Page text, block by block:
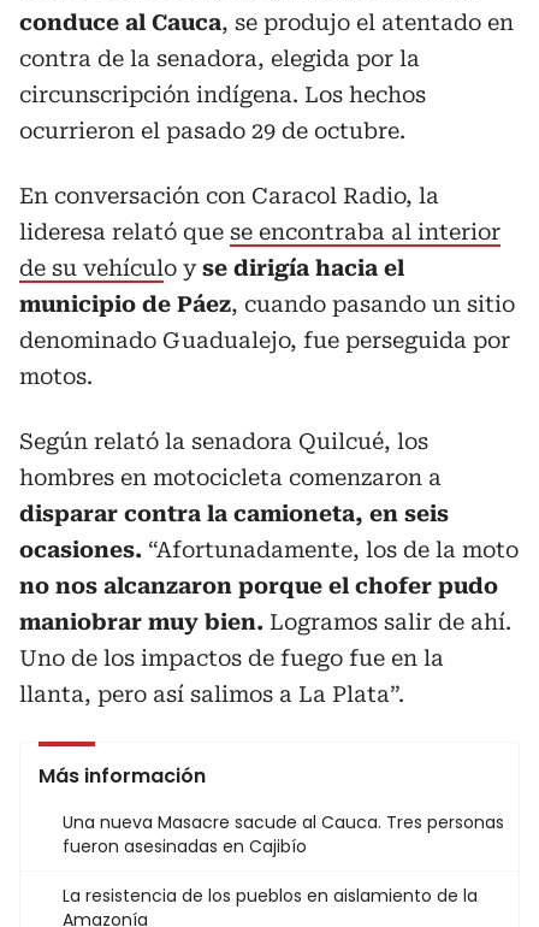
conduce al Cauca, se produjo el atentado en
contra de la senadora, elegida por la
circunscripción indígena. Los hechos
ocurrieron el pasado 29 de octubre.
En conversación con Caracol Radio, la
lideresa relató que se encontraba al interior
de su vehículo yse dirigía hacia el
municipio de Páez, cuando pasando un sitio
denominado Guadualejo, fue perseguida por
motos.
Según relató la senadora Quilcué, los
hombres en motocicleta comenzaron a
disparar contra la camioneta, en seis
ocasiones. “Afortunadamente, los de la moto
no nos alcanzaron porque el chofer pudo
maniobrar muy bien. Logramos salir de ahí.
Uno de los impactos de fuego fue en la
llanta, pero así salimos a La Plata”.
Más información
Una nueva Masacre sacude al Cauca. Tres personas
fueron asesinadas en Cajibío
La resistencia de los pueblos en aislamiento de la
Amazonía